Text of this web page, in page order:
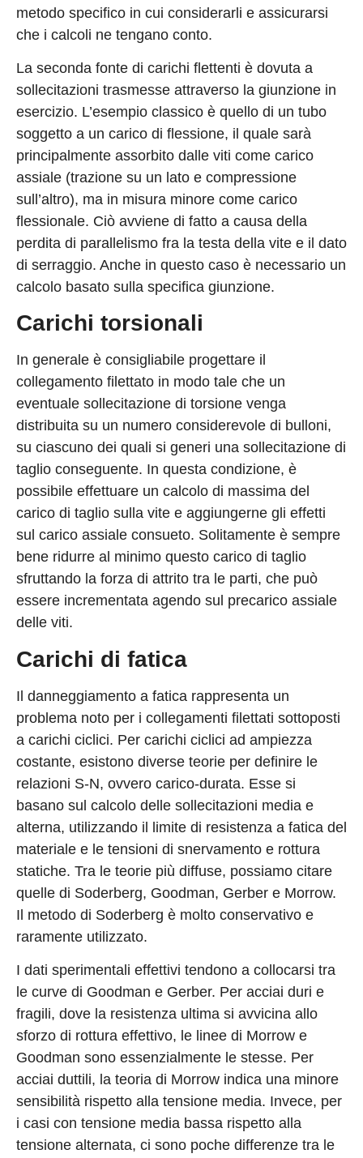
metodo specifico in cui considerarli e assicurarsi
che i calcoli ne tengano conto.
La seconda fonte di carichi flettenti è dovuta a
sollecitazioni trasmesse attraverso la giunzione in
esercizio. L’esempio classico è quello di un tubo
soggetto a un carico di flessione, il quale sarà
principalmente assorbito dalle viti come carico
assiale (trazione su un lato e compressione
sull’altro), ma in misura minore come carico
flessionale. Ciò avviene di fatto a causa della
perdita di parallelismo fra la testa della vite e il dato
di serraggio. Anche in questo caso è necessario un
calcolo basato sulla specifica giunzione.
Carichi torsionali
In generale è consigliabile progettare il
collegamento filettato in modo tale che un
eventuale sollecitazione di torsione venga
distribuita su un numero considerevole di bulloni,
su ciascuno dei quali si generi una sollecitazione di
taglio conseguente. In questa condizione, è
possibile effettuare un calcolo di massima del
carico di taglio sulla vite e aggiungerne gli effetti
sul carico assiale consueto. Solitamente è sempre
bene ridurre al minimo questo carico di taglio
sfruttando la forza di attrito tra le parti, che può
essere incrementata agendo sul precarico assiale
delle viti.
Carichi di fatica
Il danneggiamento a fatica rappresenta un
problema noto per i collegamenti filettati sottoposti
a carichi ciclici. Per carichi ciclici ad ampiezza
costante, esistono diverse teorie per definire le
relazioni S-N, ovvero carico-durata. Esse si
basano sul calcolo delle sollecitazioni media e
alterna, utilizzando il limite di resistenza a fatica del
materiale e le tensioni di snervamento e rottura
statiche. Tra le teorie più diffuse, possiamo citare
quelle di Soderberg, Goodman, Gerber e Morrow.
Il metodo di Soderberg è molto conservativo e
raramente utilizzato.
I dati sperimentali effettivi tendono a collocarsi tra
le curve di Goodman e Gerber. Per acciai duri e
fragili, dove la resistenza ultima si avvicina allo
sforzo di rottura effettivo, le linee di Morrow e
Goodman sono essenzialmente le stesse. Per
acciai duttili, la teoria di Morrow indica una minore
sensibilità rispetto alla tensione media. Invece, per
i casi con tensione media bassa rispetto alla
tensione alternata, ci sono poche differenze tra le